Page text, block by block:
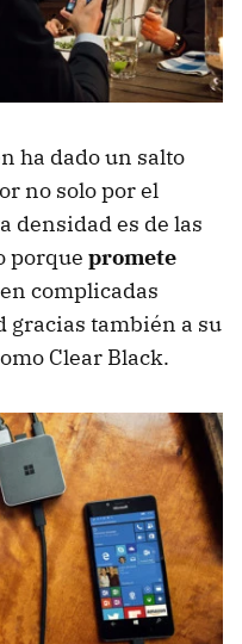
ha dado un salto
no solo por el
densidad es de las
porque promete
en complicadas
gracias también a su
Clear Black.